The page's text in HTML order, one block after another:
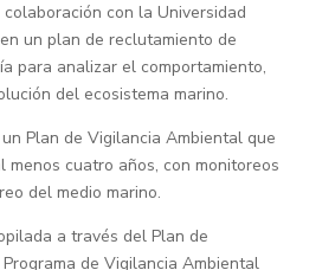
con la Universidad
un plan de reclutamiento de
para analizar el comportamiento,
del ecosistema marino.
Plan de Vigilancia Ambiental que
menos cuatro años, con monitoreos
del medio marino.
a través del Plan de
de Vigilancia Ambiental